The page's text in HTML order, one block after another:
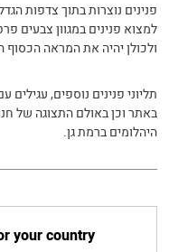
פנינים נוצרות בתוך צדפות
למצוא פנינים במגוון צבעים
ולכולן יהיה את המראה הכסוף
תליוני פנינים נוספים,
היהלומים ברמת גן.
your country